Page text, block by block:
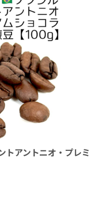
トアントニオ・プレミ